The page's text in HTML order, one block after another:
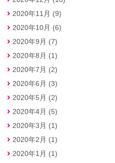
2020年11月 (9)
2020年10月 (6)
2020年9月 (7)
2020年8月 (1)
2020年7月 (2)
2020年6月 (3)
2020年5月 (2)
2020年4月 (5)
2020年3月 (1)
2020年2月 (1)
2020年1月 (1)